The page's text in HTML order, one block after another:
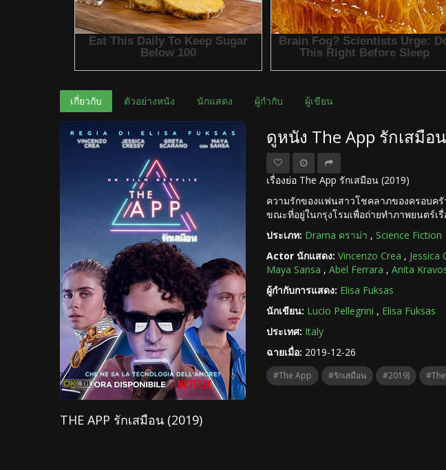
เกี่ยวกับ ตัวอย่างหนัง นักแสดง ผู้กำกับ ผู้เขียน
THE APP รักเสมือน (2019)
ดูหนัง The App รักเสมือ
เรื่องย่อ The App รักเสมือน (2019)
ความรักของแฟนสาวโชคลาภของครอบค
ขณะที่อยู่ในกรุงโรมเพื่อถ่ายทำภาพยนตร์เ
ประเภท: Drama ดราม่า , Science Fiction
Actor นักแสดง: Vincenzo Crea , Jessica
Maya Sansa , Abel Ferrara , Anita
ผู้กำกับการแสดง: Elisa Fuksas
นักเขียน: Lucio Pellegrini , Elisa Fuksas
ประเทศ: Italy
ฉายเมื่อ: 2019-12-26
#The App #รักเสมือน #2019)